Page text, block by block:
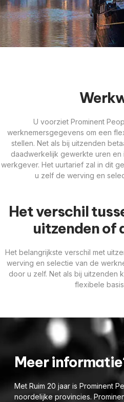
U voorziet Prominent
werknemersgegevens om een
stellen. Net als bij uitzenden
daadwerkelijk gewerkte uren en
werkgever. Het uurtarief zal in dit
u zelf de werving en
Het verschil
uitzenden of
Het belangrijkste verschil met
werving en selectie van de
door u zelf. Net als bij uitzenden
flexibele
Meer
Met Ruim 20 jaar is Prominent
noordelijke provincies.